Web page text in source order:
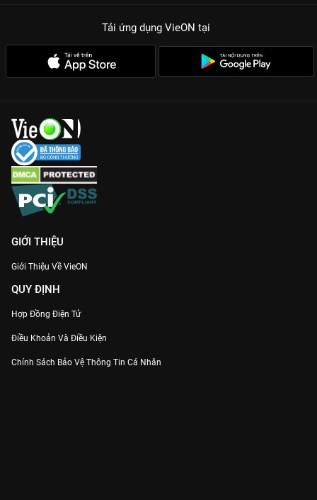
Tải ứng dụng VieON tại
GIỚI THIỆU
Giới Thiệu Về VieON
QUY ĐỊNH
Hợp Đồng Điện Tử
Điều Khoản Và Điều Kiện
Chính Sách Bảo Vệ Thông Tin Cá Nhân